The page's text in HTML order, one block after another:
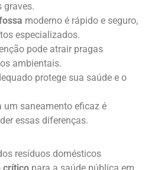
graves.
moderno é rápido e seguro,
especializados.
pode atrair pragas
ambientais.
protege sua saúde e o
um saneamento eficaz é
essas diferenças.
resíduos domésticos